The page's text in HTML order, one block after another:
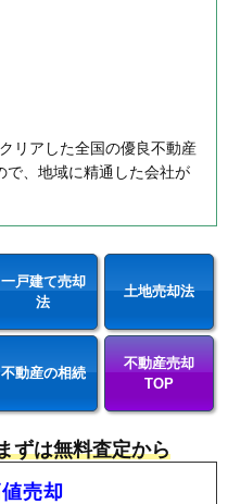
リアした全国の優良不動産
で、地域に精通した会社が
一戸建て売却
法
土地売却法
不動産の相続
不動産売却
TOP
ずは無料査定から
売却